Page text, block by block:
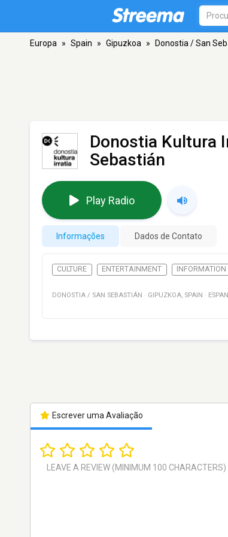
Europa » Spain » Gipuzkoa » Donostia / San
Donostia Kultura
Sebastián
Play Radio
Informações Dados de Contato
CULTURE ENTERTAINMENT INFORMATION
DONOSTIA / SAN SEBASTIÁN · GIPUZKOA, SPAIN ·
Escrever uma Avaliação